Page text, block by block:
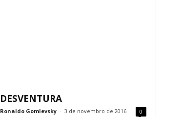
DESVENTURA
Ronaldo Gomlevsky - 3 de novembro de 2016 0